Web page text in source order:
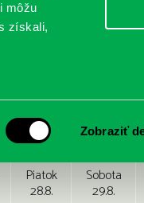
môžu
získali,
Zobraziť
Piatok
28.8.
Sobota
29.8.